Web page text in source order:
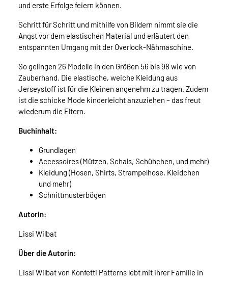
und erste Erfolge feiern können.
Schritt für Schritt und mithilfe von Bildern nimmt sie die
Angst vor dem elastischen Material und erläutert den
entspannten Umgang mit der Overlock-Nähmaschine.
So gelingen 26 Modelle in den Größen 56 bis 98 wie von
Zauberhand. Die elastische, weiche Kleidung aus
Jerseystoff ist für die Kleinen angenehm zu tragen. Zudem
ist die schicke Mode kinderleicht anzuziehen – das freut
wiederum die Eltern.
Buchinhalt:
Grundlagen
Accessoires (Mützen, Schals, Schühchen, und mehr)
Kleidung (Hosen, Shirts, Strampelhose, Kleidchen
und mehr)
Schnittmusterbögen
Autorin:
Lissi Wilbat
Über die Autorin:
Lissi Wilbat von Konfetti Patterns lebt mit ihrer Familie in